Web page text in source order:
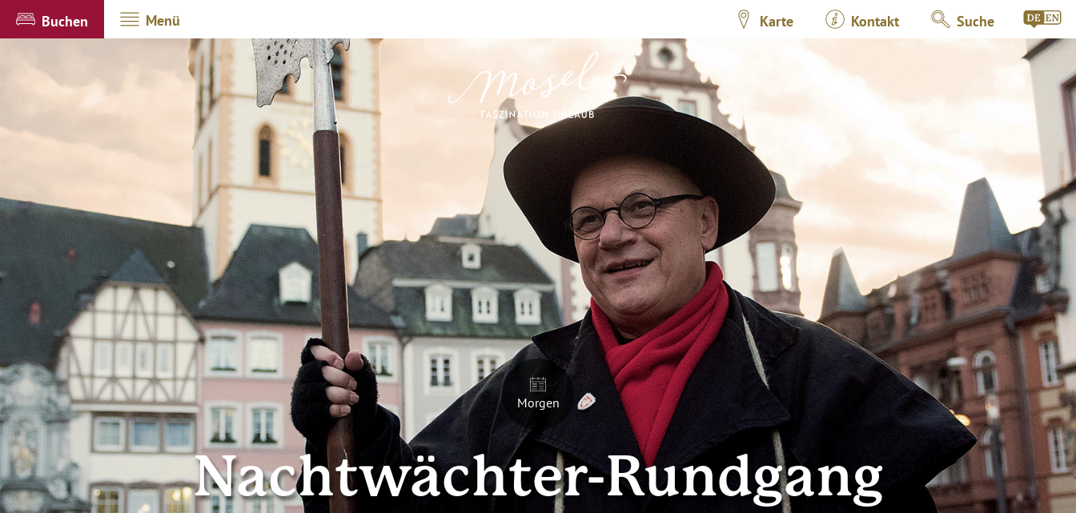
Buchen Menü Karte Kontakt Suche
Morgen
Nachtwächter-Rundgang